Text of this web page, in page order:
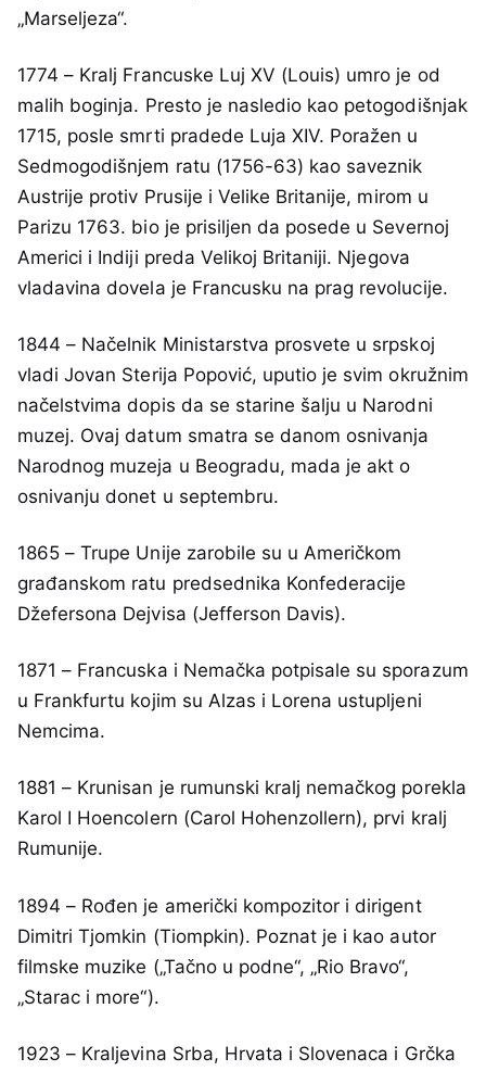
„Marseljeza“.
1774 – Kralj Francuske Luj XV (Louis) umro je od
malih boginja. Presto je nasledio kao petogodišnjak
1715, posle smrti pradede Luja XIV. Poražen u
Sedmogodišnjem ratu (1756-63) kao saveznik
Austrije protiv Prusije i Velike Britanije, mirom u
Parizu 1763. bio je prisiljen da posede u Severnoj
Americi i Indiji preda Velikoj Britaniji. Njegova
vladavina dovela je Francusku na prag revolucije.
1844 – Načelnik Ministarstva prosvete u srpskoj
vladi Jovan Sterija Popović, uputio je svim okružnim
načelstvima dopis da se starine šalju u Narodni
muzej. Ovaj datum smatra se danom osnivanja
Narodnog muzeja u Beogradu, mada je akt o
osnivanju donet u septembru.
1865 – Trupe Unije zarobile su u Američkom
građanskom ratu predsednika Konfederacije
Džefersona Dejvisa (Jefferson Davis).
1871 – Francuska i Nemačka potpisale su sporazum
u Frankfurtu kojim su Alzas i Lorena ustupljeni
Nemcima.
1881 – Krunisan je rumunski kralj nemačkog porekla
Karol I Hoencolern (Carol Hohenzollern), prvi kralj
Rumunije.
1894 – Rođen je američki kompozitor i dirigent
Dimitri Tjomkin (Tiompkin). Poznat je i kao autor
filmske muzike („Tačno u podne“, „Rio Bravo“,
„Starac i more“).
1923 – Kraljevina Srba, Hrvata i Slovenaca i Grčka